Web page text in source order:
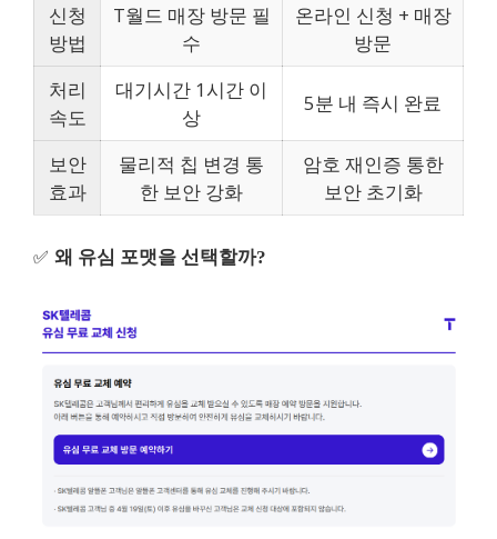
신청
방법
T월드 매장 방문 필
수
온라인 신청 + 매장
방문
처리
속도
대기시간 1시간 이
상
5분 내 즉시 완료
보안
효과
물리적 칩 변경 통
한 보안 강화
암호 재인증 통한
보안 초기화
✅ 왜 유심 포맷을 선택할까?